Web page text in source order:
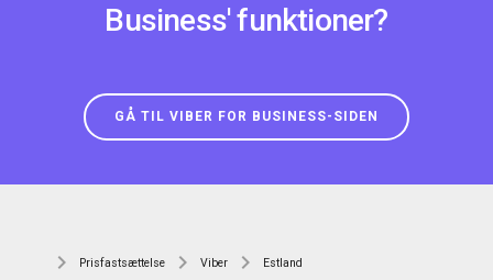
Business' funktioner?
GÅ TIL VIBER FOR BUSINESS-SIDEN
Prisfastsættelse Viber Estland